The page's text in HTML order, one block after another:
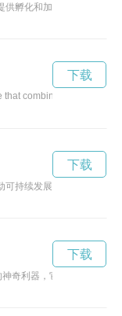
供孵化和加速服务的机构
combines elements
下载
可持续发展的创新项目，
下载
神奇利器，它能够帮助用
下载